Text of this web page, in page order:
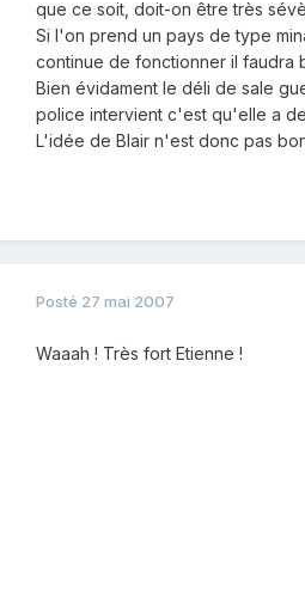
que ce soit, doit-on être très
Si l'on prend un pays de type
continue de fonctionner il faudra
Bien évidament le déli de sale
police intervient c'est qu'elle a
L'idée de Blair n'est donc pas
Posté 27 mai 2007
Waaah ! Très fort Etienne !